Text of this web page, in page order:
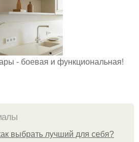
- боевая и функциональная!
выбрать лучший для себя?